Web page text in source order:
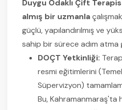
Duygu Odaklı Çift
almış bir uzmanla
güçlü, yapılandırılmış ve
sahip bir sürece adım atma
DOÇT Yetkinliği:
resmi eğitimlerini
Süpervizyon)
Bu, Kahramanmaraş'ta